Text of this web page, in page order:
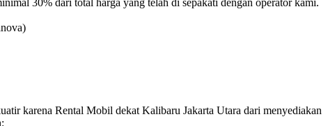
karena Rental Mobil dekat Kalibaru Jakarta Utara dari menyediakan